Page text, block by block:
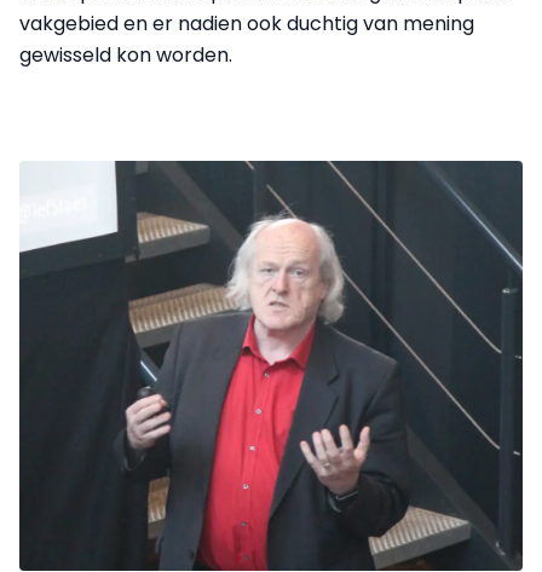
vakgebied en er nadien ook duchtig van mening
gewisseld kon worden.